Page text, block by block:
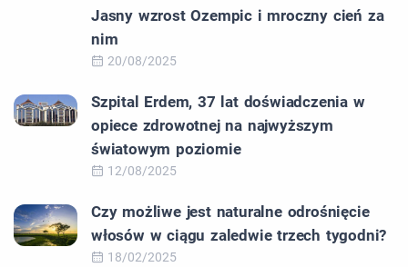
Jasny wzrost Ozempic i mroczny cień za
nim
20/08/2025
Szpital Erdem, 37 lat doświadczenia w
opiece zdrowotnej na najwyższym
światowym poziomie
12/08/2025
Czy możliwe jest naturalne odrośnięcie
włosów w ciągu zaledwie trzech tygodni?
18/02/2025